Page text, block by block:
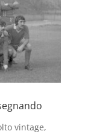
vintage,